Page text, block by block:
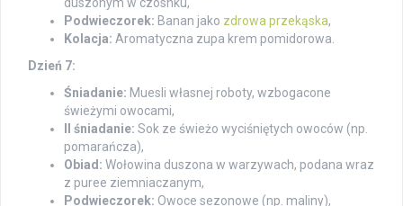
duszonym w czosnku,
Podwieczorek: Banan jako zdrowa przekąska,
Kolacja: Aromatyczna zupa krem pomidorowa.
Dzień 7:
Śniadanie: Muesli własnej roboty, wzbogacone
świeżymi owocami,
II śniadanie: Sok ze świeżo wyciśniętych owoców (np.
pomarańcza),
Obiad: Wołowina duszona w warzywach, podana wraz
z puree ziemniaczanym,
Podwieczorek: Owoce sezonowe (np. maliny),